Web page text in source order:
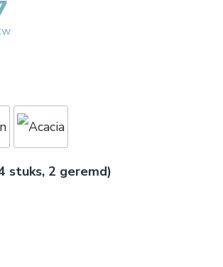
stuks, 2 geremd)